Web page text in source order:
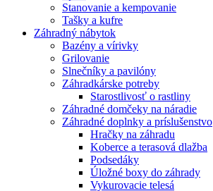
Stanovanie a kempovanie
Tašky a kufre
Záhradný nábytok
Bazény a vírivky
Grilovanie
Slnečníky a pavilóny
Záhradkárske potreby
Starostlivosť o rastliny
Záhradné domčeky na náradie
Záhradné doplnky a príslušenstvo
Hračky na záhradu
Koberce a terasová dlažba
Podsedáky
Úložné boxy do záhrady
Vykurovacie telesá